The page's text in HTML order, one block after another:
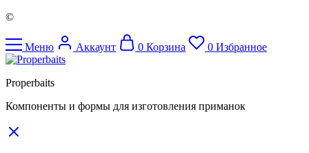
©
Меню Аккаунт 0 Корзина 0 Избранное
Properbaits
Компоненты и формы для изготовления приманок